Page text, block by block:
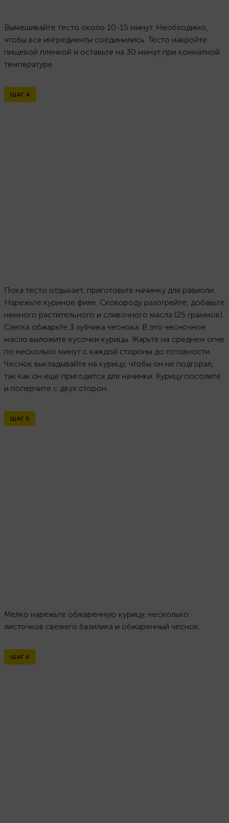
Вымешивайте тесто около 10-15 минут. Необходимо,
чтобы все ингредиенты соединились. Тесто накройте
пищевой пленкой и оставьте на 30 минут при комнатной
температуре.
ШАГ 4
Пока тесто отдыхает, приготовьте начинку для равиоли.
Нарежьте куриное филе. Сковороду разогрейте, добавьте
немного растительного и сливочного масла (25 граммов).
Слегка обжарьте 3 зубчика чеснока. В это чесночное
масло выложите кусочки курицы. Жарьте на среднем огне
по несколько минут с каждой стороны до готовности.
Чеснок выкладывайте на курицу, чтобы он не подгорал,
так как он еще пригодится для начинки. Курицу посолите
и поперчите с двух сторон.
ШАГ 5
Мелко нарежьте обжаренную курицу, несколько
листочков свежего базилика и обжаренный чеснок.
ШАГ 6